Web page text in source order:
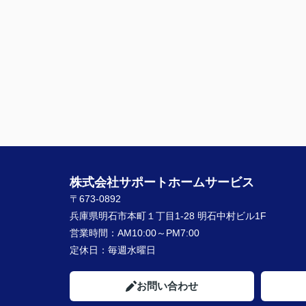
株式会社サポートホームサービス
〒673-0892
兵庫県明石市本町１丁目1-28 明石中村ビル1F
営業時間： AM10:00～PM7:00
定休日： 毎週水曜日
お問い合わせ